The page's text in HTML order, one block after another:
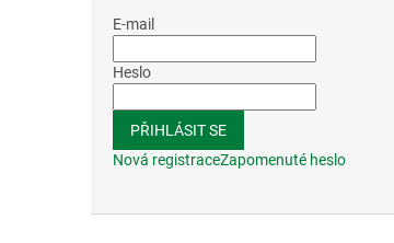
E-mail
Heslo
PŘIHLÁSIT SE
Nová registraceZapomenuté heslo